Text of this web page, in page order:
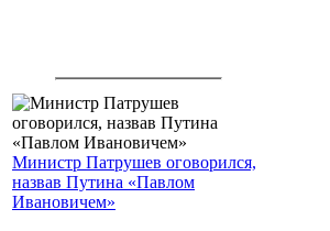
Министр Патрушев оговорился,
назвав Путина «Павлом
Ивановичем»